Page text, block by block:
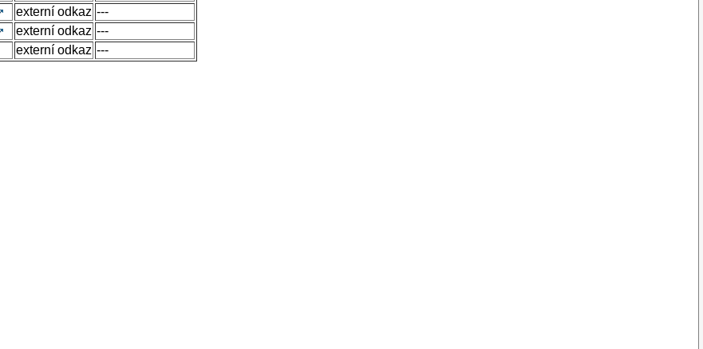
externí odkaz ---
externí odkaz ---
externí odkaz ---